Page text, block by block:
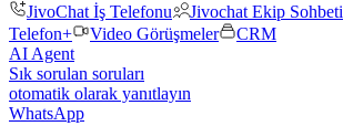
JivoChat İş Telefonu
Jivochat Ekip Sohbeti
Telefon+
Video Görüşmeler
CRM
AI Agent
Sık sorulan soruları
otomatik olarak yanıtlayın
WhatsApp